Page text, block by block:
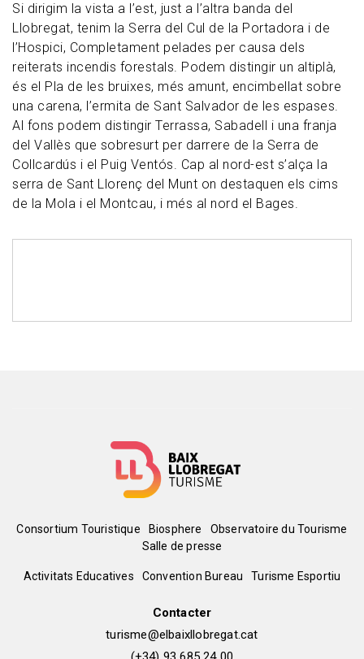
Si dirigim la vista a l’est, just a l’altra banda del
Llobregat, tenim la Serra del Cul de la Portadora i de
l’Hospici, Completament pelades per causa dels
reiterats incendis forestals. Podem distingir un altiplà,
és el Pla de les bruixes, més amunt, encimbellat sobre
una carena, l’ermita de Sant Salvador de les espases.
Al fons podem distingir Terrassa, Sabadell i una franja
del Vallès que sobresurt per darrere de la Serra de
Collcardús i el Puig Ventós. Cap al nord-est s’alça la
serra de Sant Llorenç del Munt on destaquen els cims
de la Mola i el Montcau, i més al nord el Bages.
Menú
del
Consortium Touristique Biosphere
Observatoire du Tourisme
Salle de presse
Peu
Activitats Educatives Convention Bureau Turisme Esportiu
Contacter
turisme@elbaixllobregat.cat